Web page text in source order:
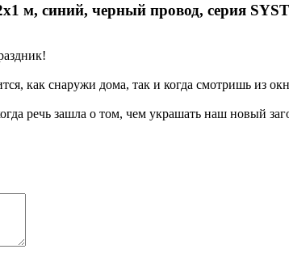
м, синий, черный провод, серия
как снаружи дома, так и когда смотришь из
речь зашла о том, чем украшать наш новый